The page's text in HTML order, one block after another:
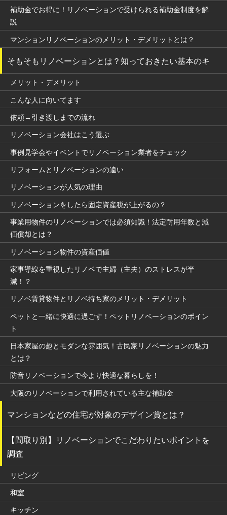
補助金でお得に！リノベーションで受けられる補助金制度を解
説
マンションリノベーションのメリット・デメリットとは？
そもそもリノベーションとは？知っておきたい基本のキ
メリット・デメリット
こんな人に向いてます
依頼→引き渡しまでの流れ
リノベーション会社はこう選ぶ
事例見学会やイベントでリノベーション業者をチェック
リフォームとリノベーションの違い
リノベーションが人気の理由
リノベーションをしたら固定資産税が上がるの？
事業用物件のリノベーションでは必須知識！法定耐用年数と減
価償却とは？
リノベーション物件の資産価値
家事導線を重視したリノベで主婦（主夫）のストレスが半
減！？
リノベ賃貸物件とリノベ持ち家のメリット・デメリット
ペットと一緒に快適に過ごす！ペットリノベーションのポイン
ト
日本家屋の趣とモダンな雰囲気！古民家リノベーションの魅力
とは？
防音リノベーションで今より快適な暮らしを！
大阪のリノベーションで利用されている主な補助金
マンションなどの住宅が対象のデザイン賞とは？
【間取り別】リノベーションでこだわりたいポイントを
調査
リビング
和室
キッチン